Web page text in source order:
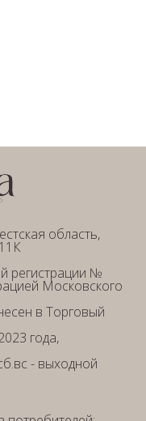
область,
регистрации №
Московского
в Торговый
года,
- выходной